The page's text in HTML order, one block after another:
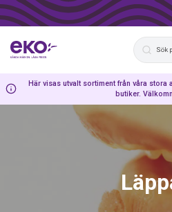
Här visas utvalt sortiment från våra
butiker.